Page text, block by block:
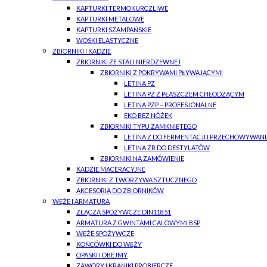
KAPTURKI TERMOKURCZLIWE
KAPTURKI METALOWE
KAPTURKI SZAMPAŃSKIE
WOSKI ELASTYCZNE
ZBIORNIKI I KADZIE
ZBIORNIKI ZE STALI NIERDZEWNEJ
ZBIORNIKI Z POKRYWAMI PŁYWAJĄCYMI
LETINA PZ
LETINA PZ Z PŁASZCZEM CHŁODZĄCYM
LETINA PZP – PROFESJONALNE
EKO BEZ NÓŻEK
ZBIORNIKI TYPU ZAMKNIĘTEGO
LETINA Z DO FERMENTACJI I
LETINA ZR DO DESTYLATÓW
ZBIORNIKI NA ZAMÓWIENIE
KADZIE MACERACYJNE
ZBIORNIKI Z TWORZYWA SZTUCZNEGO
AKCESORIA DO ZBIORNIKÓW
WĘŻE I ARMATURA
ZŁĄCZA SPOŻYWCZE DIN11851
ARMATURA Z GWINTAMI CALOWYMI BSP
WĘŻE SPOŻYWCZE
KOŃCÓWKI DO WĘŻY
OPASKI I OBEJMY